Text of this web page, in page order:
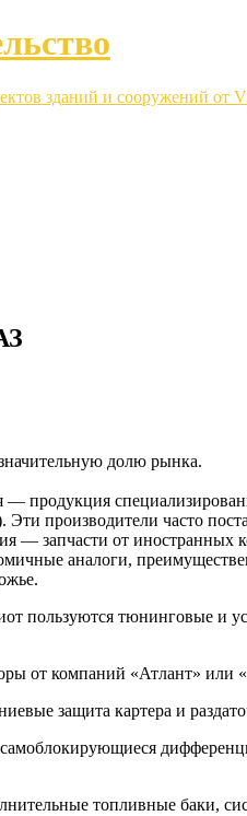
зданий и сооружений от
долю рынка.
— продукция
Эти производители часто
— запчасти от
аналоги,
пользуются тюнинговые и
от компаний «Атлант»
защита картера и
топливные баки,